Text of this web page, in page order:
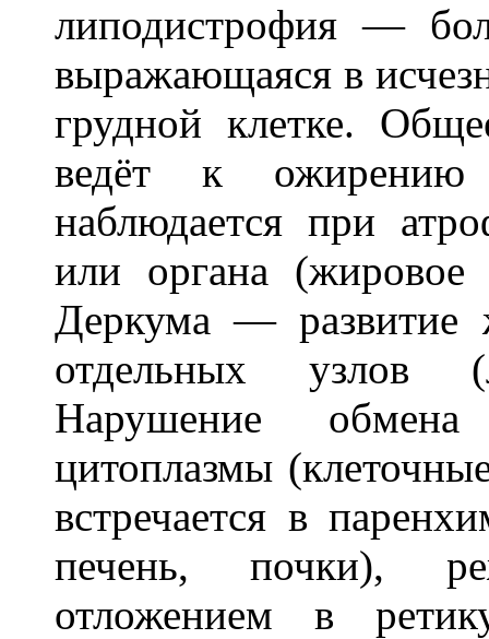
липодистрофия —
выражающаяся в
грудной клетке.
ведёт к
наблюдается при
или органа
Деркума — развитие
отдельных узлов
Нарушение
цитоплазмы
встречается в
печень, почки),
отложением в